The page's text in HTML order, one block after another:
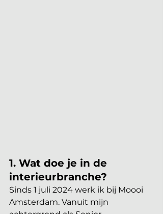
1. Wat doe je in de
interieurbranche?
Sinds 1 juli 2024 werk ik bij Moooi
Amsterdam. Vanuit mijn